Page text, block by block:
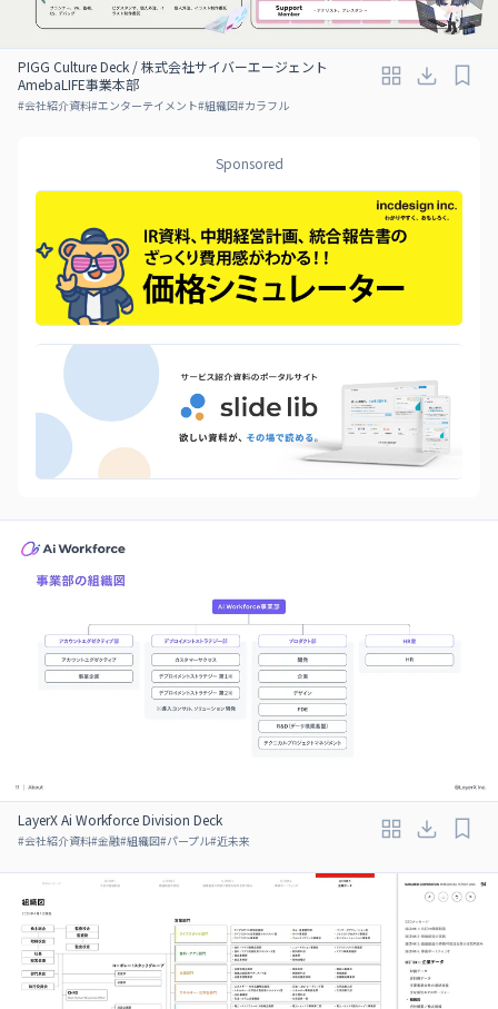
PIGG Culture Deck / 株式会社サイバーエージェント
AmebaLIFE事業本部
#会社紹介資料#エンターテイメント#組織図#カラフル
Sponsored
LayerX Ai Workforce Division Deck
#会社紹介資料#金融#組織図#パープル#近未来